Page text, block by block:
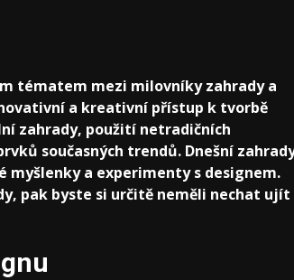
tématem mezi milovníky zahrady a
a kreativní přístup k tvorbě
zahrady, použití netradičních
současných trendů. Dnešní
myšlenky a experimenty s designem.
pak byste si určitě neměli nechat ujít